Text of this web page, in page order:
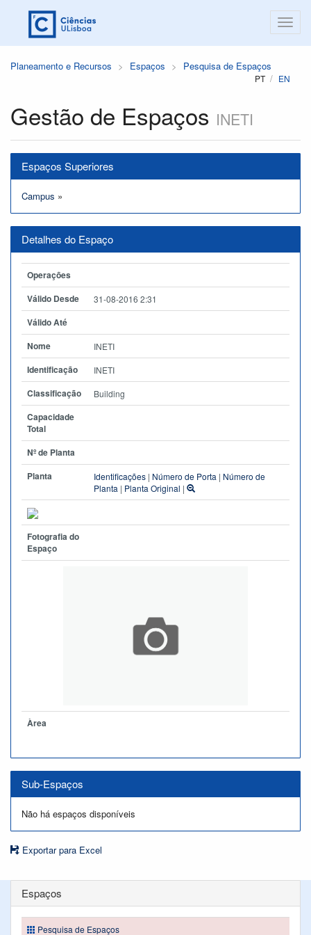
Planeamento e Recursos Espaços Pesquisa de Espaços
PT EN
Gestão de Espaços INETI
Espaços Superiores
Campus »
Detalhes do Espaço
Operações
Válido Desde
31-08-2016 2:31
Válido Até
Nome
INETI
Identificação INETI
Classificação Building
Capacidade
Total
Nº de Planta
Planta
Identificações | Número de Porta | Número de
Planta | Planta Original |
Fotografia do
Espaço
Àrea
Sub-Espaços
Não há espaços disponíveis
Exportar para Excel
Espaços
Pesquisa de Espaços